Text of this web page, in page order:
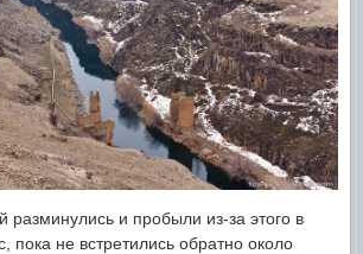
и пробыли из-за этого в
пока не встретились обратно около